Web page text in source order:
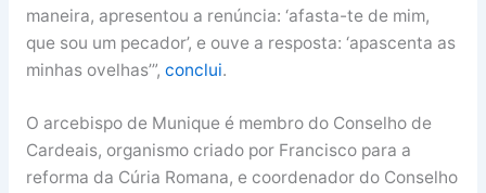
maneira, apresentou a renúncia: ‘afasta-te de mim,
que sou um pecador’, e ouve a resposta: ‘apascenta as
minhas ovelhas’”, conclui.
O arcebispo de Munique é membro do Conselho de
Cardeais, organismo criado por Francisco para a
reforma da Cúria Romana, e coordenador do Conselho